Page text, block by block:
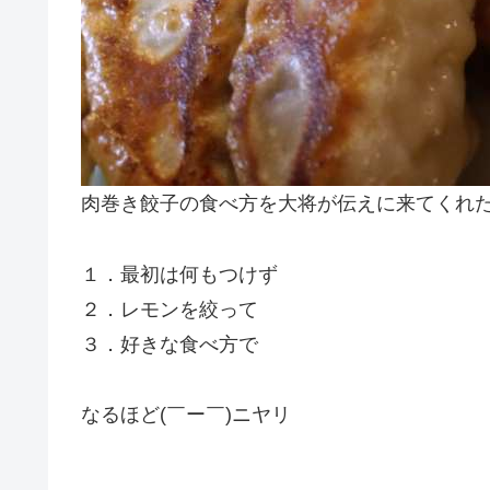
肉巻き餃子の食べ方を大将が伝えに来てくれ
１．最初は何もつけず
２．レモンを絞って
３．好きな食べ方で
なるほど(￣ー￣)ニヤリ